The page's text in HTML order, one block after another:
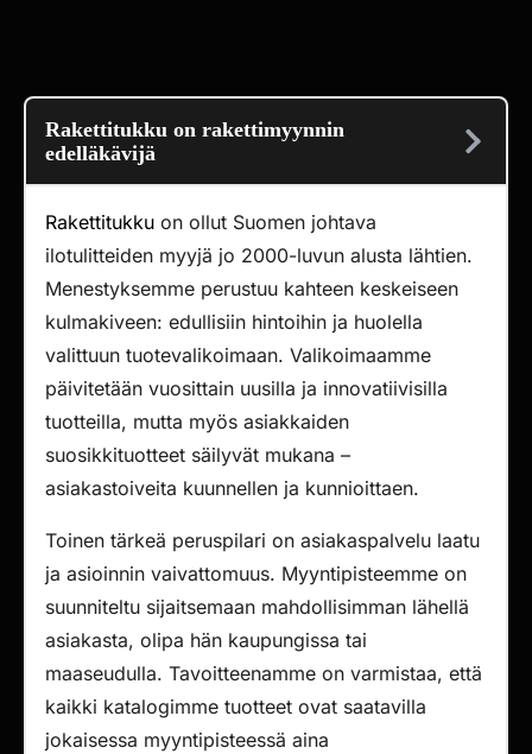
Rakettitukku on rakettimyynnin
edelläkävijä
Rakettitukku on ollut Suomen johtava
ilotulitteiden myyjä jo 2000-luvun alusta lähtien.
Menestyksemme perustuu kahteen keskeiseen
kulmakiveen: edullisiin hintoihin ja huolella
valittuun tuotevalikoimaan. Valikoimaamme
päivitetään vuosittain uusilla ja innovatiivisilla
tuotteilla, mutta myös asiakkaiden
suosikkituotteet säilyvät mukana –
asiakastoiveita kuunnellen ja kunnioittaen.
Toinen tärkeä peruspilari on asiakaspalvelu laatu
ja asioinnin vaivattomuus. Myyntipisteemme on
suunniteltu sijaitsemaan mahdollisimman lähellä
asiakasta, olipa hän kaupungissa tai
maaseudulla. Tavoitteenamme on varmistaa, että
kaikki katalogimme tuotteet ovat saatavilla
jokaisessa myyntipisteessä aina